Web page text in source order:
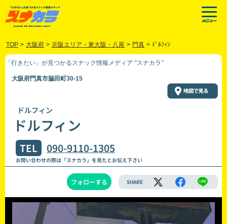
TOP > 大阪府 > 京阪エリア・東大阪・八尾 > 門真 > ﾄﾞﾙﾌｨﾝ
「行きたい」が見つかるスナック情報メディア “スナカラ”
大阪府門真市脇田町30-15
ドルフィン
ドルフィン
TEL 090-9110-1305
お問い合わせの際は「スナカラ」を見たとお伝え下さい
フォローする SHARE